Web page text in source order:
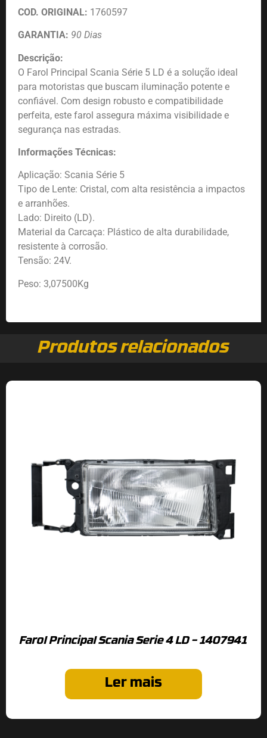
COD. ORIGINAL: 1760597
GARANTIA: 90 Dias
Descrição:
O Farol Principal Scania Série 5 LD é a solução ideal
para motoristas que buscam iluminação potente e
confiável. Com design robusto e compatibilidade
perfeita, este farol assegura máxima visibilidade e
segurança nas estradas.
Informações Técnicas:
Aplicação: Scania Série 5
Tipo de Lente: Cristal, com alta resistência a impactos
e arranhões.
Lado: Direito (LD).
Material da Carcaça: Plástico de alta durabilidade,
resistente à corrosão.
Tensão: 24V.
Peso: 3,07500Kg
Produtos relacionados
Farol Principal Scania Serie 4 LD – 1407941
Ler mais